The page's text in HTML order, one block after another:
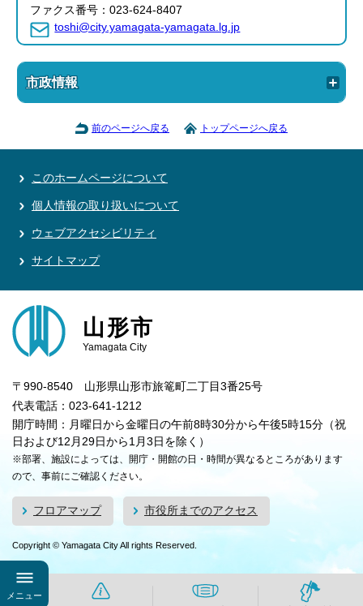
ファクス番号：023-624-8407
toshi@city.yamagata-yamagata.lg.jp
市政情報
前のページへ戻る トップページへ戻る
メニュー
このホームページについて
個人情報の取り扱いについて
ウェブアクセシビリティ
サイトマップ
山形市
Yamagata City
〒990-8540 山形県山形市旅篭町二丁目3番25号
代表電話：023-641-1212
開庁時間：月曜日から金曜日の午前8時30分から午後5時15分（祝
日および12月29日から1月3日を除く）
※部署、施設によっては、開庁・開館の日・時間が異なるところがあります
ので、事前にご確認ください。
フロアマップ 市役所までのアクセス
Copyright © Yamagata City All rights Reserved.